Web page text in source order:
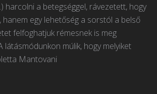
harcolni a betegséggel, rávezetett, hogy
egy lehetőség a sorstól a belső
felfoghatjuk rémesnek is meg
látásmódunkon múlik, hogy melyiket
Mantovani